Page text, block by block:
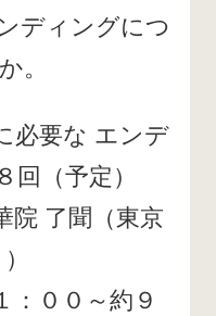
ディングにつ
。
必要な エンデ
回（予定）
了聞（東京
００～約９